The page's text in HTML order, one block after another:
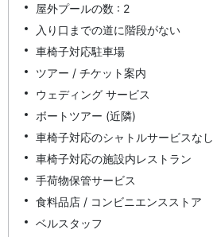
屋外プールの数 : 2
入り口までの道に階段がない
車椅子対応駐車場
ツアー / チケット案内
ウェディング サービス
ボートツアー (近隣)
車椅子対応のシャトルサービスなし
車椅子対応の施設内レストラン
手荷物保管サービス
食料品店 / コンビニエンスストア
ベルスタッフ